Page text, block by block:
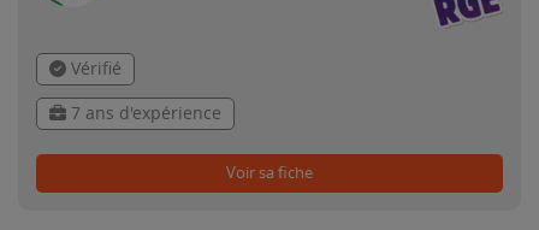
Vérifié
7 ans d'expérience
Voir sa fiche